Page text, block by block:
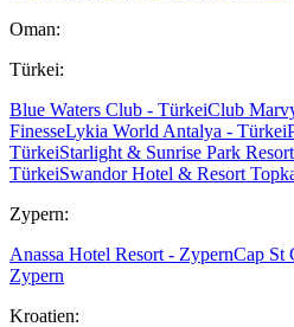
Oman:
Türkei:
Blue Waters Club - TürkeiClub
FinesseLykia World Antalya - Türkei
TürkeiStarlight & Sunrise Park Resort
TürkeiSwandor Hotel & Resort
Zypern:
Anassa Hotel Resort - ZypernCap St
Zypern
Kroatien: